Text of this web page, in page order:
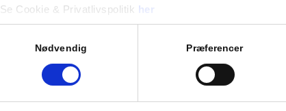
Se Cookie & Privatlivspolitik her
Nødvendig Præferencer
Hvornår bør du få